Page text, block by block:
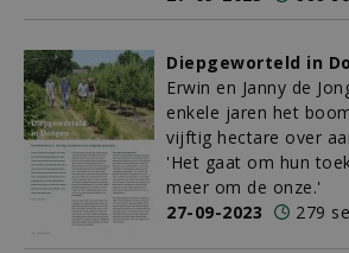
Diepgeworteld in
Erwin en Janny de
enkele jaren het
vijftig hectare over
'Het gaat om hun
meer om de onze.'
27-09-2023
279